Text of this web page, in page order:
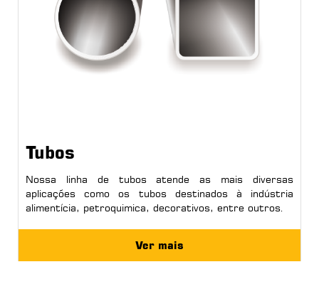
Tubos
Nossa linha de tubos atende as mais diversas
aplicações como os tubos destinados à indústria
alimentícia, petroquimica, decorativos, entre outros.
Ver mais